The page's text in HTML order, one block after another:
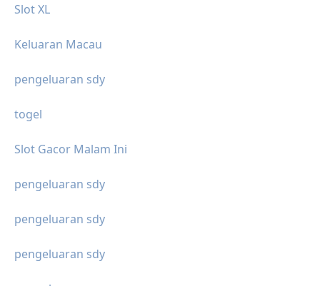
Slot XL
Keluaran Macau
pengeluaran sdy
togel
Slot Gacor Malam Ini
pengeluaran sdy
pengeluaran sdy
pengeluaran sdy